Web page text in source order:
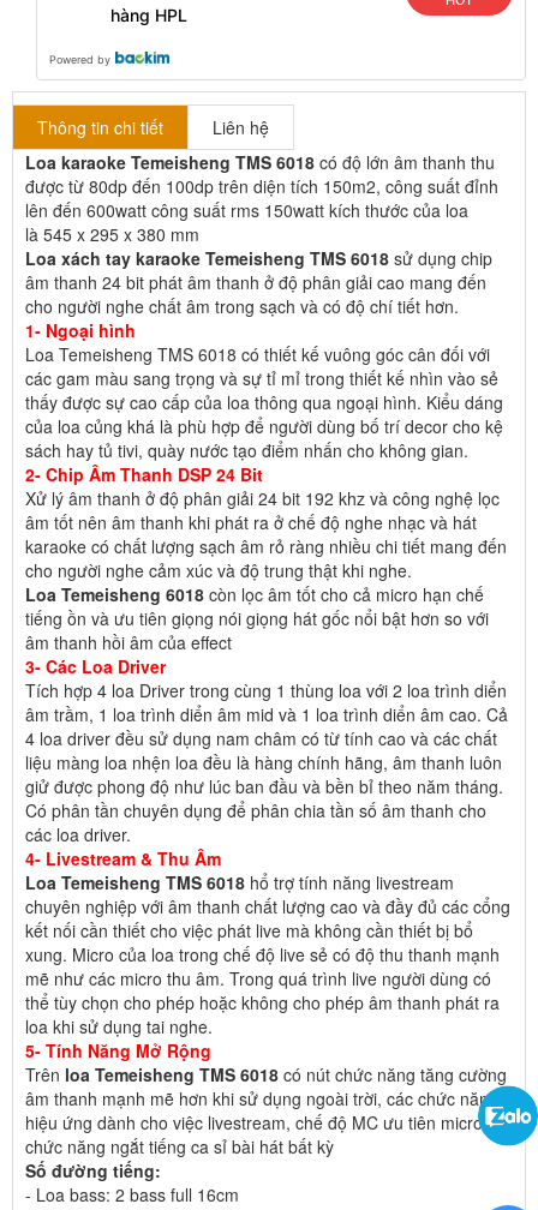
hàng HPL
Powered by
Thông tin chi tiết
Liên hệ
Loa karaoke Temeisheng TMS 6018 có độ lớn âm thanh thu
được từ 80dp đến 100dp trên diện tích 150m2, công suất đỉnh
lên đến 600watt công suất rms 150watt kích thước của loa
là 545 x 295 x 380 mm
Loa xách tay karaoke Temeisheng TMS 6018 sử dụng chip
âm thanh 24 bit phát âm thanh ở độ phân giải cao mang đến
cho người nghe chất âm trong sạch và có độ chí tiết hơn.
1- Ngoại hình
Loa Temeisheng TMS 6018 có thiết kế vuông góc cân đối với
các gam màu sang trọng và sự tỉ mỉ trong thiết kế nhìn vào sẻ
thấy được sự cao cấp của loa thông qua ngoại hình. Kiểu dáng
của loa củng khá là phù hợp để người dùng bố trí decor cho kệ
sách hay tủ tivi, quày nước tạo điểm nhấn cho không gian.
2- Chip Âm Thanh DSP 24 Bit
Xử lý âm thanh ở độ phân giải 24 bit 192 khz và công nghệ lọc
âm tốt nên âm thanh khi phát ra ở chế độ nghe nhạc và hát
karaoke có chất lượng sạch âm rỏ ràng nhiều chi tiết mang đến
cho người nghe cảm xúc và độ trung thật khi nghe.
Loa Temeisheng 6018 còn lọc âm tốt cho cả micro hạn chế
tiếng ồn và ưu tiên giọng nói giọng hát gốc nổi bật hơn so với
âm thanh hồi âm của effect
3- Các Loa Driver
Tích hợp 4 loa Driver trong cùng 1 thùng loa với 2 loa trình diển
âm trầm, 1 loa trình diển âm mid và 1 loa trình diển âm cao. Cả
4 loa driver đều sử dụng nam châm có từ tính cao và các chất
liệu màng loa nhện loa đều là hàng chính hãng, âm thanh luôn
giử được phong độ như lúc ban đầu và bền bỉ theo năm tháng.
Có phân tần chuyên dụng để phân chia tần số âm thanh cho
các loa driver.
4- Livestream & Thu Âm
Loa Temeisheng TMS 6018 hổ trợ tính năng livestream
chuyên nghiệp với âm thanh chất lượng cao và đầy đủ các cổng
kết nối cần thiết cho việc phát live mà không cần thiết bị bổ
xung. Micro của loa trong chế độ live sẻ có độ thu thanh mạnh
mẽ như các micro thu âm. Trong quá trình live người dùng có
thể tùy chọn cho phép hoặc không cho phép âm thanh phát ra
loa khi sử dụng tai nghe.
5- Tính Năng Mở Rộng
Trên loa Temeisheng TMS 6018 có nút chức năng tăng cường
âm thanh mạnh mẽ hơn khi sử dụng ngoài trời, các chức năng
hiệu ứng dành cho việc livestream, chế độ MC ưu tiên micro,
chức năng ngắt tiếng ca sỉ bài hát bất kỳ
Số đường tiếng:
- Loa bass: 2 bass full 16cm